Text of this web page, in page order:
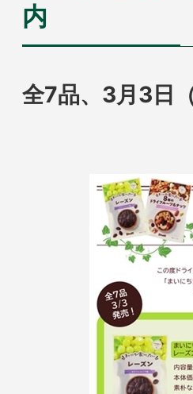
内
全7品、3月3日